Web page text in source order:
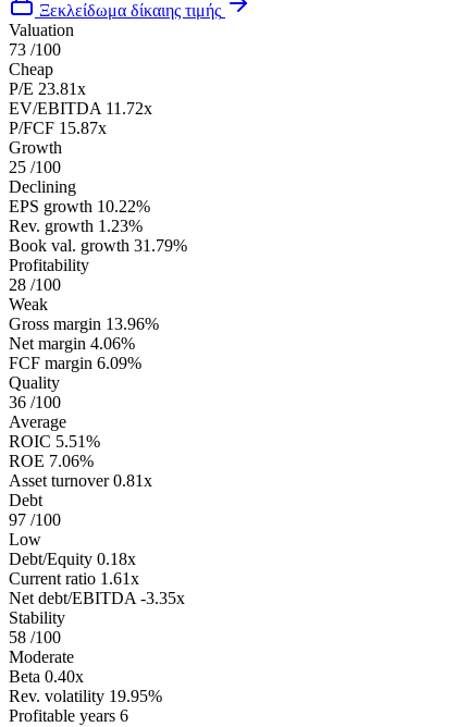
Ξεκλείδωμα δίκαιης τιμής
Valuation
73 /100
Cheap
P/E 23.81x
EV/EBITDA 11.72x
P/FCF 15.87x
Growth
25 /100
Declining
EPS growth 10.22%
Rev. growth 1.23%
Book val. growth 31.79%
Profitability
28 /100
Weak
Gross margin 13.96%
Net margin 4.06%
FCF margin 6.09%
Quality
36 /100
Average
ROIC 5.51%
ROE 7.06%
Asset turnover 0.81x
Debt
97 /100
Low
Debt/Equity 0.18x
Current ratio 1.61x
Net debt/EBITDA -3.35x
Stability
58 /100
Moderate
Beta 0.40x
Rev. volatility 19.95%
Profitable years 6